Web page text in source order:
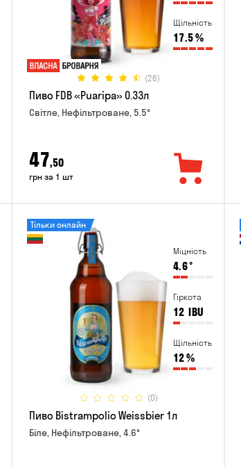
Щільність
17.5%
(26)
Пиво FDB «Puaripa» 0.33л
Світле, Нефільтроване, 5.5°
47,50
грн за 1 шт
Міцність
4.6°
Гіркота
12 IBU
Щільність
12%
(0)
Тільки онлайн
Пиво Bistrampolio Weissbier 1л
Біле, Нефільтроване, 4.6°